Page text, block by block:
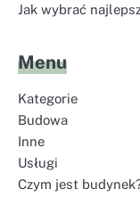
Jak wybrać
Menu
Kategorie
Budowa
Inne
Usługi
Czym jest